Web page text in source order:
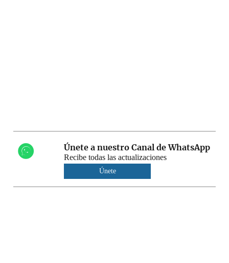
Únete a nuestro Canal de WhatsApp
Recibe todas las actualizaciones
Únete